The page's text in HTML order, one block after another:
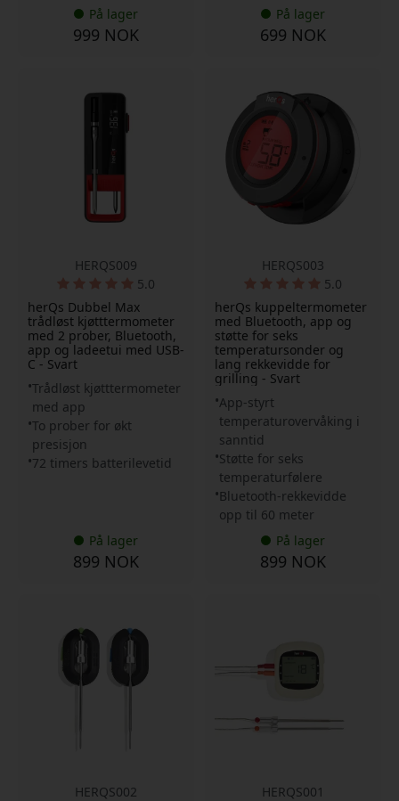
På lager
999 NOK
På lager
699 NOK
HERQS009
5.0
herQs Dubbel Max
trådløst kjøtttermometer
med 2 prober, Bluetooth,
app og ladeetui med USB-
C - Svart
Trådløst kjøtttermometer
med app
To prober for økt
presisjon
72 timers batterilevetid
På lager
899 NOK
HERQS003
5.0
herQs kuppeltermometer
med Bluetooth, app og
støtte for seks
temperatursonder og
lang rekkevidde for
grilling - Svart
App-styrt
temperaturovervåking i
sanntid
Støtte for seks
temperaturfølere
Bluetooth-rekkevidde
opp til 60 meter
På lager
899 NOK
HERQS002
HERQS001